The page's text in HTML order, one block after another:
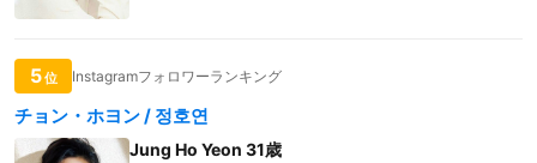
5位 Instagramフォロワーランキング
チョン・ホヨン / 정호연
Jung Ho Yeon 31歳